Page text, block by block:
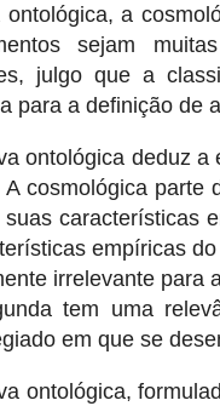
ontológica, a
sejam
julgo que a
para a definição de
ontológica deduz a
A cosmológica parte
suas características
empíricas
irrelevante para
tem uma
em que se
ontológica,